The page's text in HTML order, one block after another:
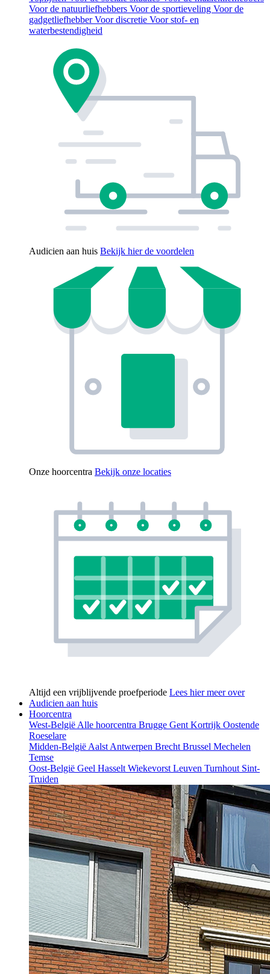
Voor de natuurliefhebbers Voor de sportieveling Voor de
gadgetliefhebberVoor discretie Voor stof- en
waterbestendigheid
Audicien aan huis Bekijk hier de voordelen
Onze hoorcentra Bekijk onze locaties
Altijd een vrijblijvende proefperiode Lees hier meer over
Audicien aan huis
Hoorcentra
West-België Alle hoorcentra Brugge Gent Kortrijk Oostende
Roeselare
Midden-België Aalst Antwerpen Brecht Brussel Mechelen
Temse
Oost-België Geel Hasselt Wiekevorst Leuven Turnhout Sint-
Truiden